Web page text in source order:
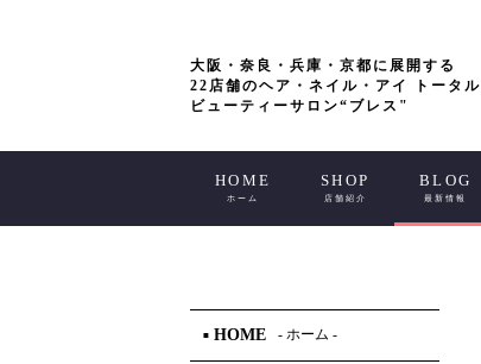
大阪・奈良・兵庫・京都に展開する
22店舗のヘア・ネイル・アイ トータル
ビューティーサロン“ブレス"
HOME
ホーム
SHOP
店舗紹介
BLOG
最新情報
■ HOME - ホーム -